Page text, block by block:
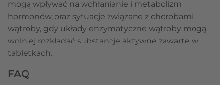
mogą wpływać na wchłanianie i metabolizm
hormonów, oraz sytuacje związane z chorobami
wątroby, gdy układy enzymatyczne wątroby mogą
wolniej rozkładać substancje aktywne zawarte w
tabletkach.
FAQ